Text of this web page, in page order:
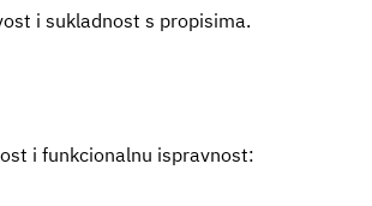
i sukladnost s propisima.
i funkcionalnu ispravnost: